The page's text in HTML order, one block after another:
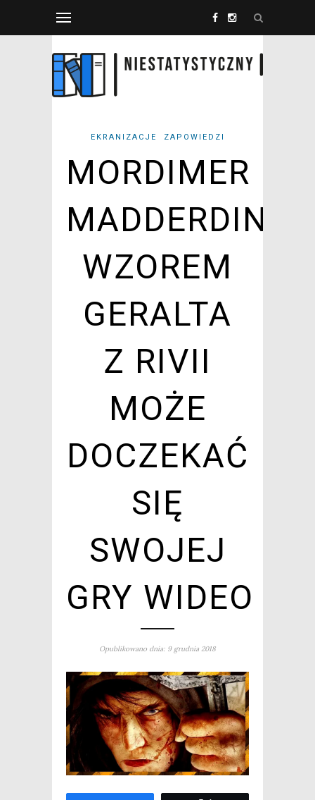
EKRANIZACJE ZAPOWIEDZI
MORDIMER
MADDERDIN
WZOREM
GERALTA
Z RIVII
MOŻE
DOCZEKAĆ
SIĘ
SWOJEJ
GRY WIDEO
Opublikowano dnia: 9 grudnia 2018